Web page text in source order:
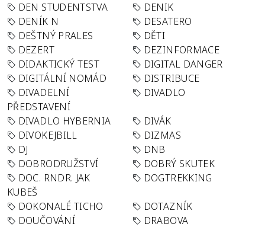
DEN STUDENTSTVA
DENIK
DENÍK N
DESATERO
DEŠTNÝ PRALES
DĚTI
DEZERT
DEZINFORMACE
DIDAKTICKÝ TEST
DIGITAL DANGER
DIGITÁLNÍ NOMÁD
DISTRIBUCE
DIVADELNÍ
PŘEDSTAVENÍ
DIVADLO
DIVADLO HYBERNIA
DIVÁK
DIVOKEJBILL
DIZMAS
DJ
DNB
DOBRODRUŽSTVÍ
DOBRÝ SKUTEK
DOC. RNDR. JAK
KUBEŠ
DOGTREKKING
DOKONALÉ TICHO
DOTAZNÍK
DOUČOVÁNÍ
DRABOVA